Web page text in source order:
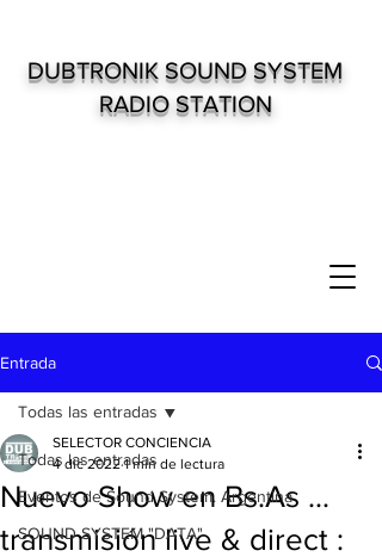
DUBTRONIK SOUND SYSTEM
RADIO STATION
Entrada
Todas las entradas
Eventos de Sound System. Argentina
SOUND SYSTEM "DATA"
Todas las entradas
Nuevo Show en Bs.As ...
transmisión live & direct :
SELECTOR CONCIENCIA
4 dic 2022 1 min de lectura